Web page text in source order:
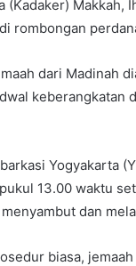
(Kadaker)
rombongan
dari Madinah
keberangkatan
Yogyakarta
13.00 waktu
dan
biasa,